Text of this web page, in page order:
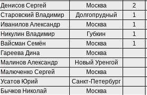
Денисов Сергей
Москва
2
Старовский Владимир
Долгопрудный
1
Иванилов Александр
Москва
1
Никулин Владимир
Губкин
1
Вайсман Семён
Москва
1
Гареева Дина
Москва
Малинов Александр
Новый Уренгой
Малюченко Сергей
Москва
Усатов Юрий
Санкт-Петербург
Бычков Николай
Москва